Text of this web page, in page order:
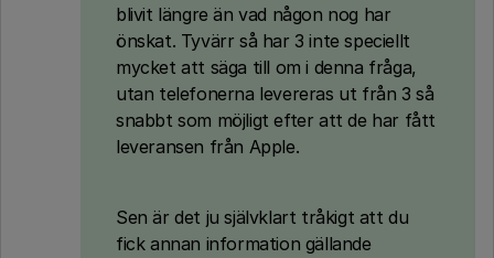
blivit längre än vad någon nog har
önskat. Tyvärr så har 3 inte speciellt
mycket att säga till om i denna fråga,
utan telefonerna levereras ut från 3 så
snabbt som möjligt efter att de har fått
leveransen från Apple.
Sen är det ju självklart tråkigt att du
fick annan information gällande